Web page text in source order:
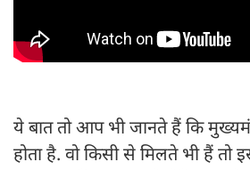
ये बात तो आप भी जानते हैं कि
होता है. वो किसी से मिलते भी हैं तो